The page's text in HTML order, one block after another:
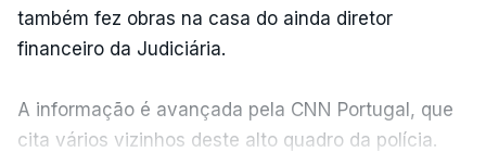
também fez obras na casa do ainda diretor
financeiro da Judiciária.
A informação é avançada pela CNN Portugal, que
cita vários vizinhos deste alto quadro da polícia.